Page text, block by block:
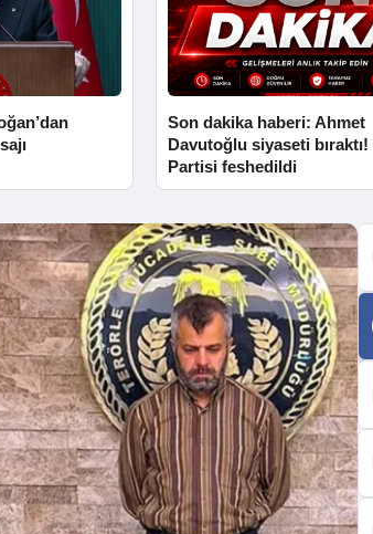
Son dakika haberi: Ahmet
Davutoğlu siyaseti
Partisi feshedildi